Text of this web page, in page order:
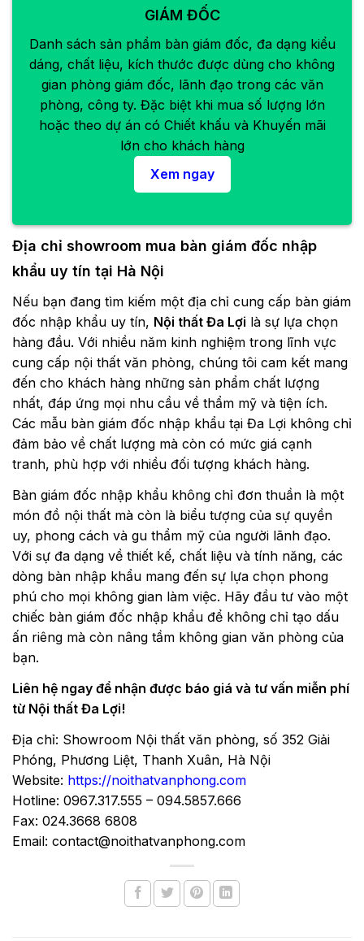
GIÁM ĐỐC
Danh sách sản phẩm bàn giám đốc, đa dạng kiểu
dáng, chất liệu, kích thước được dùng cho không
gian phòng giám đốc, lãnh đạo trong các văn
phòng, công ty. Đặc biệt khi mua số lượng lớn
hoặc theo dự án có Chiết khấu và Khuyến mãi
lớn cho khách hàng
Xem ngay
Địa chỉ showroom mua bàn giám đốc nhập
khẩu uy tín tại Hà Nội
Nếu bạn đang tìm kiếm một địa chỉ cung cấp bàn giám
đốc nhập khẩu uy tín, Nội thất Đa Lợi là sự lựa chọn
hàng đầu. Với nhiều năm kinh nghiệm trong lĩnh vực
cung cấp nội thất văn phòng, chúng tôi cam kết mang
đến cho khách hàng những sản phẩm chất lượng
nhất, đáp ứng mọi nhu cầu về thẩm mỹ và tiện ích.
Các mẫu bàn giám đốc nhập khẩu tại Đa Lợi không chỉ
đảm bảo về chất lượng mà còn có mức giá cạnh
tranh, phù hợp với nhiều đối tượng khách hàng.
Bàn giám đốc nhập khẩu không chỉ đơn thuần là một
món đồ nội thất mà còn là biểu tượng của sự quyền
uy, phong cách và gu thẩm mỹ của người lãnh đạo.
Với sự đa dạng về thiết kế, chất liệu và tính năng, các
dòng bàn nhập khẩu mang đến sự lựa chọn phong
phú cho mọi không gian làm việc. Hãy đầu tư vào một
chiếc bàn giám đốc nhập khẩu để không chỉ tạo dấu
ấn riêng mà còn nâng tầm không gian văn phòng của
bạn.
Liên hệ ngay để nhận được báo giá và tư vấn miễn phí
từ Nội thất Đa Lợi!
Địa chỉ: Showroom Nội thất văn phòng, số 352 Giải
Phóng, Phương Liệt, Thanh Xuân, Hà Nội
Website: https://noithatvanphong.com
Hotline: 0967.317.555 – 094.5857.666
Fax: 024.3668 6808
Email: contact@noithatvanphong.com